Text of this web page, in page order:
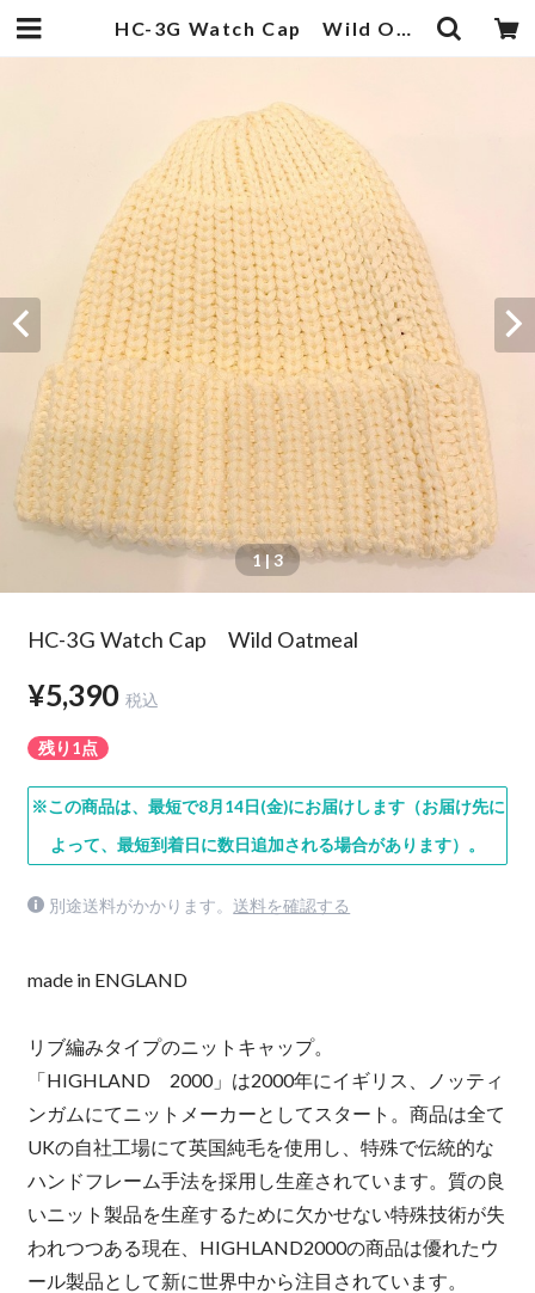
HC-3G Watch Cap Wild Oatmeal | 武蔵小杉のセレクトショップ【ナクール】-nakool-
1| 3
HC-3G Watch Cap Wild Oatmeal
¥5,390 税込
残り1点
※この商品は、最短で8月14日(金)にお届けします（お届け先に
よって、最短到着日に数日追加される場合があります）。
別途送料がかかります。 送料を確認する
made in ENGLAND
リブ編みタイプのニットキャップ。
「HIGHLAND 2000」は2000年にイギリス、ノッティ
ンガムにてニットメーカーとしてスタート。商品は全て
UKの自社工場にて英国純毛を使用し、特殊で伝統的な
ハンドフレーム手法を採用し生産されています。質の良
いニット製品を生産するために欠かせない特殊技術が失
われつつある現在、HIGHLAND2000の商品は優れたウ
ール製品として新に世界中から注目されています。